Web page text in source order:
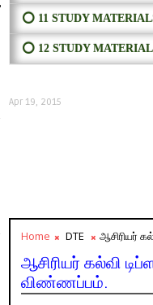
⭕ 11 STUDY
⭕ 12 STUDY
Apr 19, 2015
Home DTE ஆசிரியர்
ஆசிரியர் கல்வி
விண்ணப்பம்.